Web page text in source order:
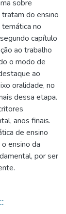
sobre
do ensino
no
capítulo
ao trabalho
o modo de
ao
oralidade, no
dessa etapa.
anos finais.
de ensino
ensino da
por ser